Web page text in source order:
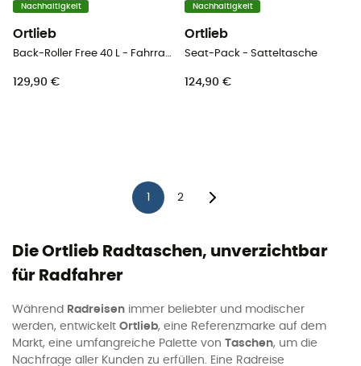
Nachhaltigkeit
Ortlieb
Back-Roller Free 40 L - Fahrradtasche
129,90 €
Nachhaltigkeit
Ortlieb
Seat-Pack - Satteltasche
124,90 €
2
Die Ortlieb Radtaschen, unverzichtbar
für Radfahrer
Während Radreisen immer beliebter und modischer
werden, entwickelt Ortlieb, eine Referenzmarke auf dem
Markt, eine umfangreiche Palette von Taschen, um die
Nachfrage aller Kunden zu erfüllen. Eine Radreise